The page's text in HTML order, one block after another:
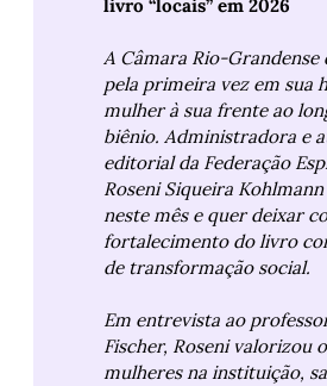
livro “locais” em 2026
A Câmara Rio-
pela primeira vez em sua
mulher à sua frente ao
biênio. Administradora e
editorial da Federação
Roseni Siqueira
neste mês e quer deixar
fortalecimento do livro
de transformação social.
Em entrevista ao
Fischer, Roseni valorizou
mulheres na instituição,